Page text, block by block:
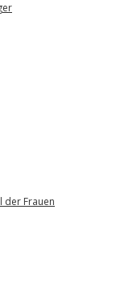
der Frauen